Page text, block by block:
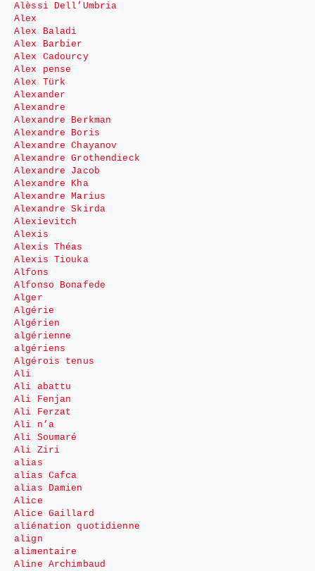
Alèssi Dell’Umbria
Alex
Alex Baladi
Alex Barbier
Alex Cadourcy
Alex pense
Alex Türk
Alexander
Alexandre
Alexandre Berkman
Alexandre Boris
Alexandre Chayanov
Alexandre Grothendieck
Alexandre Jacob
Alexandre Kha
Alexandre Marius
Alexandre Skirda
Alexievitch
Alexis
Alexis Théas
Alexis Tiouka
Alfons
Alfonso Bonafede
Alger
Algérie
Algérien
algérienne
algériens
Algérois tenus
Ali
Ali abattu
Ali Fenjan
Ali Ferzat
Ali n’a
Ali Soumaré
Ali Ziri
alias
alias Cafca
alias Damien
Alice
Alice Gaillard
aliénation quotidienne
align
alimentaire
Aline Archimbaud